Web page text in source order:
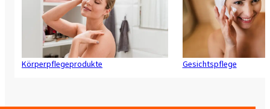
Körperpflegeprodukte Gesichtspflege